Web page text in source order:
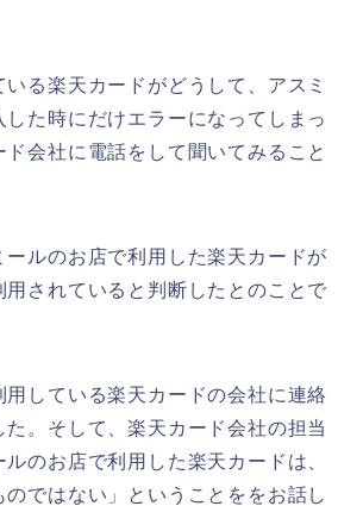
る楽天カードがどうして、アスミ
した時にだけエラーになってしまっ
会社に電話をして聞いてみること
ールのお店で利用した楽天カードが
用されていると判断したとのことで
用している楽天カードの会社に連絡
。そして、楽天カード会社の担当
のお店で利用した楽天カードは、
ではない」ということををお話し